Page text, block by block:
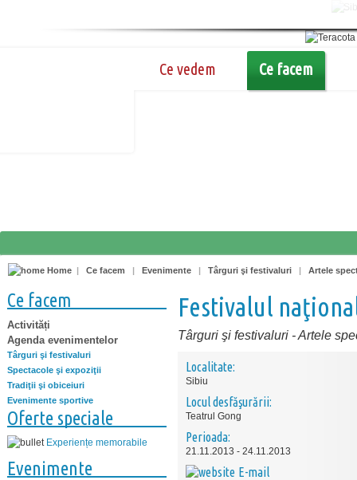
Ce vedem Ce facem
Home | Ce facem | Evenimente | Târguri şi festivaluri | Artele
Ce facem
Activități
Agenda evenimentelor
Târguri şi festivaluri
Spectacole şi expoziţii
Tradiţii şi obiceiuri
Evenimente sportive
Oferte speciale
Experiențe memorabile
Evenimente
Festivalul
Târguri şi festivaluri -Artele
Localitate:
Sibiu
Locul desfăşurării:
Teatrul Gong
Perioada:
21.11.2013 - 24.11.2013
E-mail